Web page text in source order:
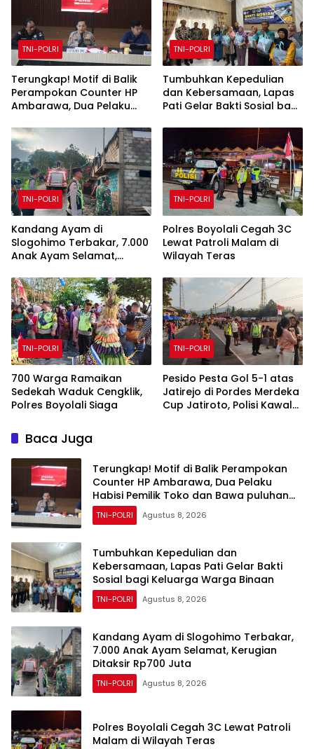
TNI-POLRI
Terungkap! Motif di Balik
Perampokan Counter HP
Ambarawa, Dua Pelaku
Bawa puluhan HP
TNI-POLRI
Tumbuhkan Kepedulian
dan Kebersamaan, Lapas
Pati Gelar Bakti Sosial bagi
TNI-POLRI
Kandang Ayam di
Slogohimo Terbakar, 7.000
Anak Ayam Selamat,
Juta
TNI-POLRI
Polres Boyolali Cegah 3C
Lewat Patroli Malam di
Wilayah Teras
TNI-POLRI
700 Warga Ramaikan
Sedekah Waduk Cengklik,
Polres Boyolali Siaga
TNI-POLRI
Pesido Pesta Gol 5-1 atas
Jatirejo di Pordes Merdeka
Cup Jatiroto, Polisi Kawal
Baca Juga
Terungkap! Motif di Balik Perampokan
Counter HP Ambarawa, Dua Pelaku
Habisi Pemilik Toko dan Bawa puluhan
HP
TNI-POLRI Agustus 8, 2026
Tumbuhkan Kepedulian dan
Kebersamaan, Lapas Pati Gelar Bakti
Sosial bagi Keluarga Warga Binaan
TNI-POLRI Agustus 8, 2026
Kandang Ayam di Slogohimo Terbakar,
7.000 Anak Ayam Selamat, Kerugian
Ditaksir Rp700 Juta
TNI-POLRI Agustus 8, 2026
Polres Boyolali Cegah 3C Lewat Patroli
Malam di Wilayah Teras